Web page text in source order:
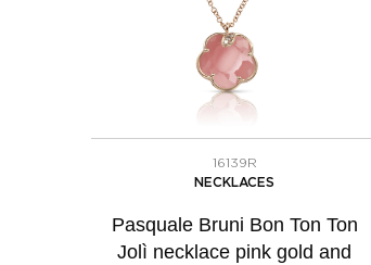
16139R
NECKLACES
Pasquale Bruni Bon Ton Ton
Jolì necklace pink gold and